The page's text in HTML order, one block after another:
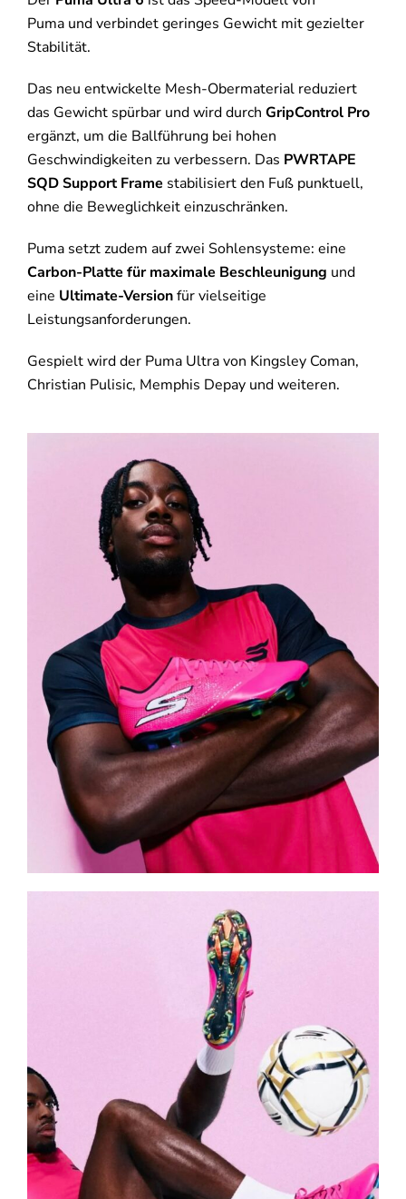
Puma und verbindet geringes Gewicht mit gezielter
Stabilität.
Das neu entwickelte Mesh-Obermaterial reduziert
das Gewicht spürbar und wird durch GripControl Pro
ergänzt, um die Ballführung bei hohen
Geschwindigkeiten zu verbessern. Das PWRTAPE
SQD Support Frame stabilisiert den Fuß punktuell,
ohne die Beweglichkeit einzuschränken.
Puma setzt zudem auf zwei Sohlensysteme: eine
Carbon-Platte für maximale Beschleunigung und
eine Ultimate-Versionfür vielseitige
Leistungsanforderungen.
Gespielt wird der Puma Ultra von Kingsley Coman,
Christian Pulisic, Memphis Depay und weiteren.